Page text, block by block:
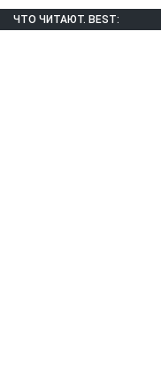
ЧТО ЧИТАЮТ. BEST: